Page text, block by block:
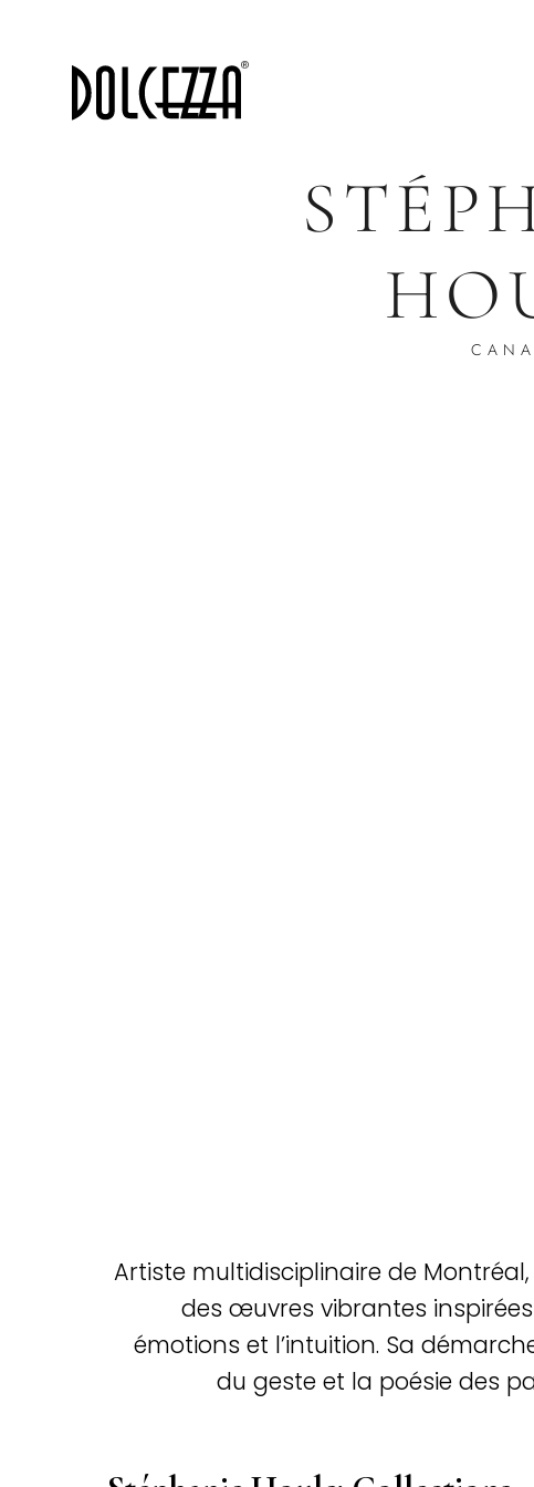
Artiste multidisciplinaire de
des œuvres vibrantes
émotions et l’intuition. Sa
du geste et la poésie des